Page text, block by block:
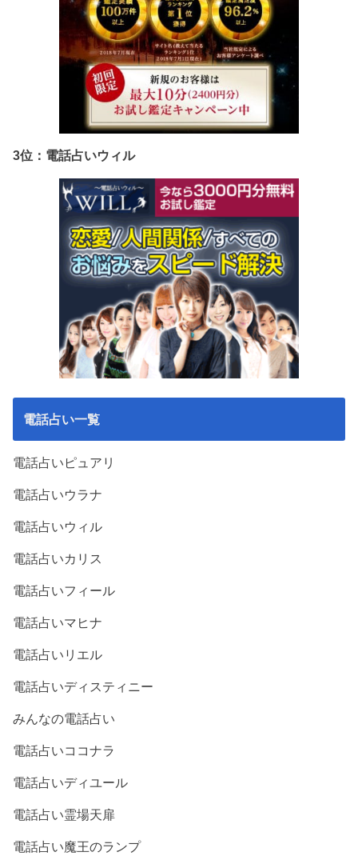
3位：電話占いウィル
電話占い一覧
電話占いピュアリ
電話占いウラナ
電話占いウィル
電話占いカリス
電話占いフィール
電話占いマヒナ
電話占いリエル
電話占いディスティニー
みんなの電話占い
電話占いココナラ
電話占いディユール
電話占い霊場天扉
電話占い魔王のランプ